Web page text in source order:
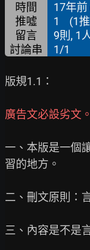
時間 17年前
推噓 1 (1推
留言
9則, 1
討論串 1/1
版規1.1：
廣告文必設劣文。
一、本版是一個
習的地方。
二、刪文原則：
三、內容是不是